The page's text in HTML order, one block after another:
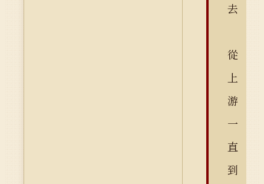
去
從
上
游
一
直
到